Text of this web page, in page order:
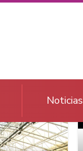
Noticias